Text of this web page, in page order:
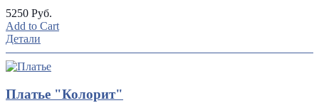
5250 Руб.
Add to Cart
Детали
Платье "Колорит"